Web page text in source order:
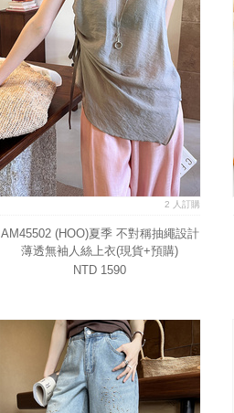
2 人訂購
AM45502 (HOO)夏季 不對稱抽繩設計
薄透無袖人絲上衣(現貨+預購)
NTD 1590